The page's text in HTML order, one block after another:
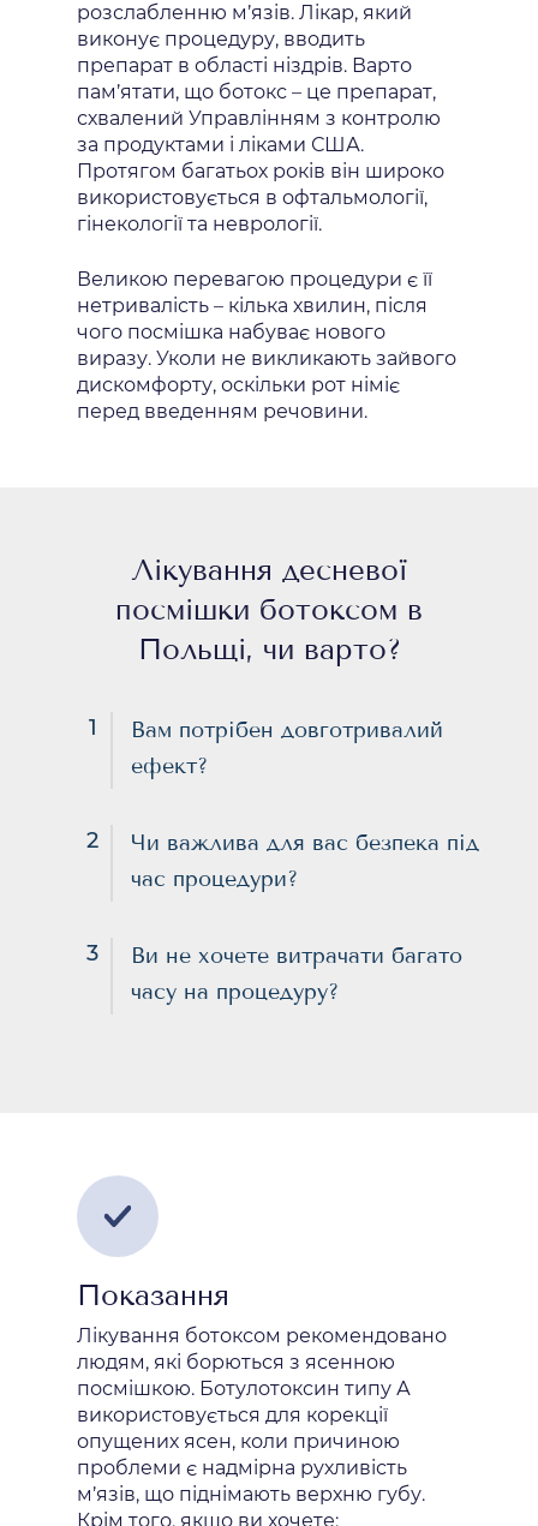
розслабленню м’язів. Лікар, який
виконує процедуру, вводить
препарат в області ніздрів. Варто
пам’ятати, що ботокс – це препарат,
схвалений Управлінням з контролю
за продуктами і ліками США.
Протягом багатьох років він широко
використовується в офтальмології,
гінекології та неврології.
Великою перевагою процедури є її
нетривалість – кілька хвилин, після
чого посмішка набуває нового
виразу. Уколи не викликають зайвого
дискомфорту, оскільки рот німіє
перед введенням речовини.
Лікування десневої
посмішки ботоксом в
Польщі, чи варто?
1
Вам потрібен довготривалий
ефект?
2
Чи важлива для вас безпека під
час процедури?
3
Ви не хочете витрачати багато
часу на процедуру?
Показання
Лікування ботоксом рекомендовано
людям, які борються з ясенною
посмішкою. Ботулотоксин типу А
використовується для корекції
опущених ясен, коли причиною
проблеми є надмірна рухливість
м’язів, що піднімають верхню губу.
Крім того, якщо ви хочете: